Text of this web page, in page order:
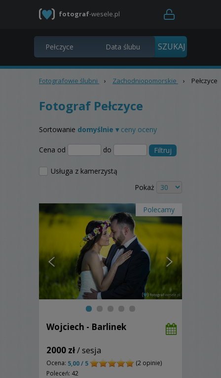
fotograf-wesele.pl
Fotografowie ślubni › Zachodniopomorskie › Pełczyce
Fotograf Pełczyce
Sortowanie domyślnie ▾ ceny oceny
Cena od do Filtruj
Usługa z kamerzystą
Pokaż
Polecamy
Wojciech - Barlinek
2000 zł/ sesja
Ocena: 5,00 / 5
(2 opinie)
Poleceń: 42